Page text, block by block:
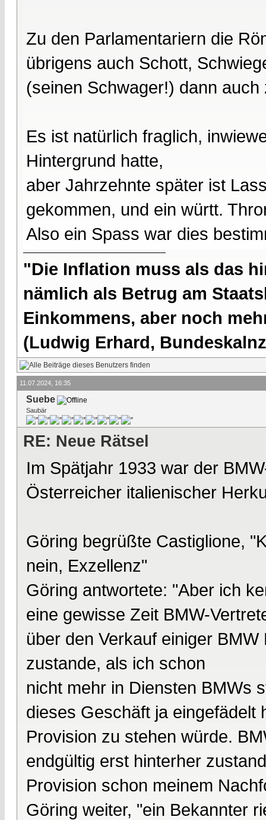
Zu den Parlamentariern die
übrigens auch Schott,
(seinen Schwager!) dann
Es ist natürlich fraglich,
Hintergrund hatte,
aber Jahrzehnte später ist
gekommen, und ein württ.
Also ein Spass war dies
"Die Inflation muss als das
nämlich als Betrug am
Einkommens, aber noch
(Ludwig Erhard,
11.07.2024, 16:35
Suebe
Saubär
RE: Neue Rätsel
Im Spätjahr 1933 war der
Österreicher italienischer
Göring begrüßte Castiglione,
nein, Exzellenz"
Göring antwortete: "Aber ich
eine gewisse Zeit BMW-
über den Verkauf einiger
zustande, als ich schon
nicht mehr in Diensten BMWs
dieses Geschäft ja eingefädelt
Provision zu stehen würde.
endgültig erst hinterher
Provision schon meinem
Göring weiter, "ein Bekannter